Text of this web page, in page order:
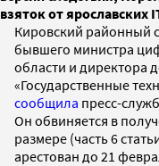
взяток от ярославских
Кировский районный
бывшего министра
области и директора
«Государственные
сообщила пресс-
Он обвиняется в
размере (часть 6
арестован до 21